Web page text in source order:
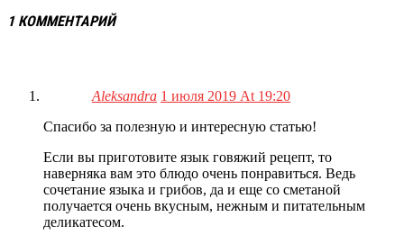
1 КОММЕНТАРИЙ
Aleksandra 1 июля 2019 At 19:20
Спасибо за полезную и интересную статью!
Если вы приготовите язык говяжий рецепт, то
наверняка вам это блюдо очень понравиться. Ведь
сочетание языка и грибов, да и еще со сметаной
получается очень вкусным, нежным и питательным
деликатесом.